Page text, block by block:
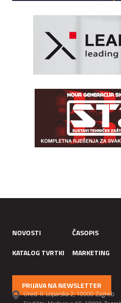
NOVOSTI ČASOPIS
KATALOG TVRTKI
MARKETING
PRIJAVA NA NEWSLETTER
Ured: II. Loparska 2, 10000 Zagreb